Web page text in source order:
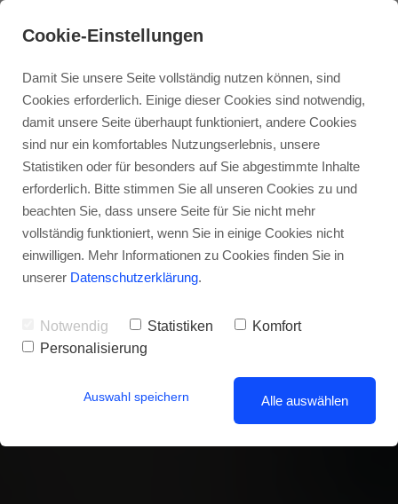
Maxim Simonenko
LIVE PORTRAITS
JUBILARFEIER EBM-
PAPST
Cookie-Einstellungen
Damit Sie unsere Seite vollständig nutzen können, sind
Cookies erforderlich. Einige dieser Cookies sind notwendig,
damit unsere Seite überhaupt funktioniert, andere Cookies
sind nur ein komfortables Nutzungserlebnis, unsere
Statistiken oder für besonders auf Sie abgestimmte Inhalte
erforderlich. Bitte stimmen Sie all unseren Cookies zu und
beachten Sie, dass unsere Seite für Sie nicht mehr
vollständig funktioniert, wenn Sie in einige Cookies nicht
einwilligen. Mehr Informationen zu Cookies finden Sie in
unserer Datenschutzerklärung.
Notwendig Statistiken
Komfort
Personalisierung
Auswahl speichern Alle auswählen